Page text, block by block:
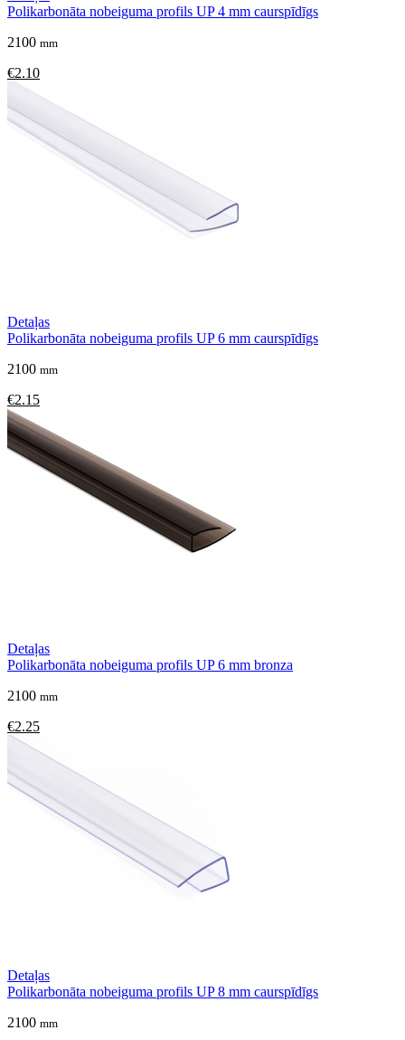
Polikarbonāta nobeiguma profils UP 4 mm caurspīdīgs
2100 mm
€2.10
Detaļas
Polikarbonāta nobeiguma profils UP 6 mm caurspīdīgs
2100 mm
€2.15
Detaļas
Polikarbonāta nobeiguma profils UP 6 mm bronza
2100 mm
€2.25
Detaļas
Polikarbonāta nobeiguma profils UP 8 mm caurspīdīgs
2100 mm